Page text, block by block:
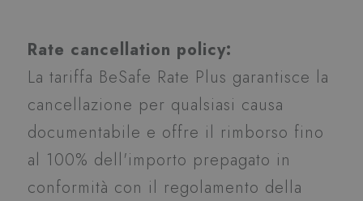
Rate cancellation policy:
La tariffa BeSafe Rate Plus garantisce la
cancellazione per qualsiasi causa
documentabile e offre il rimborso fino
al 100% dell'importo prepagato in
conformità con il regolamento della